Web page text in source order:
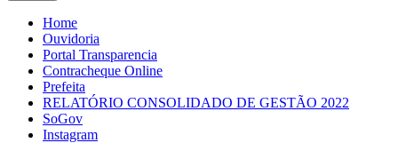
Home
Ouvidoria
Portal Transparencia
Contracheque Online
Prefeita
RELATÓRIO CONSOLIDADO DE GESTÃO 2022
SoGov
Instagram